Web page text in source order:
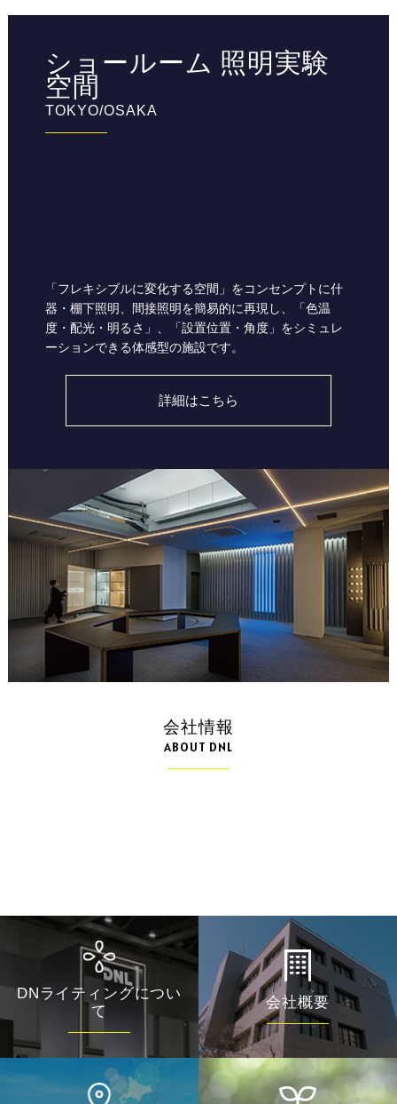
ショールーム 照明実験
空間
TOKYO/OSAKA
「フレキシブルに変化する空間」をコンセンプトに什
器・棚下照明、間接照明を簡易的に再現し、「色温
度・配光・明るさ」、「設置位置・角度」をシミュレ
ーションできる体感型の施設です。
詳細はこちら
会社情報
ABOUT DNL
DNライティングについ
て
会社概要